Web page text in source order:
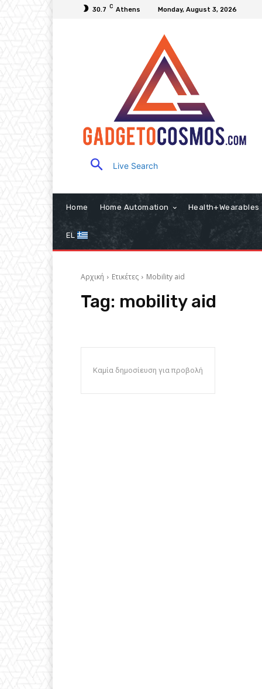
30.7 C Athens Monday, August 3, 2026
Live Search
Home Home Automation Health+Wearables
EL
Αρχική Ετικέτες Mobility aid
Tag: mobility aid
Καμία δημοσίευση για προβολή